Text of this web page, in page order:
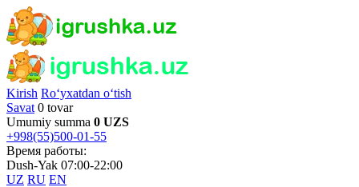
Kirish Ro‘yxatdan o‘tish
Savat 0 tovar
Umumiy summa 0 UZS
+998(55)500-01-55
Время работы:
Dush-Yak 07:00-22:00
UZ RU EN